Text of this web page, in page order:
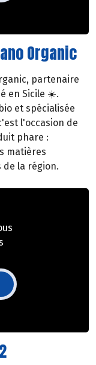
Organic
partenaire
en Sicile ☀️.
et spécialisée
l'occasion de
phare :
matières
la région.